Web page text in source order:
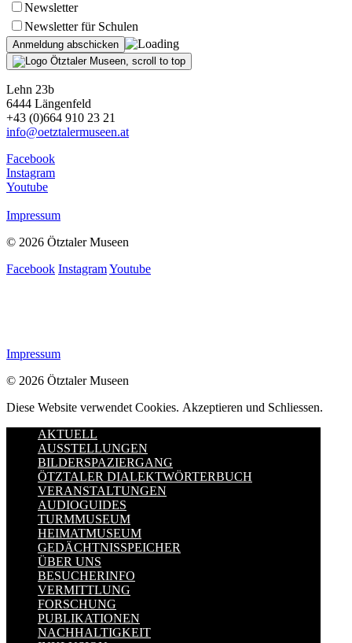
Newsletter
Newsletter für Schulen
Lehn 23b
6444 Längenfeld
+43 (0)664 910 23 21
info@oetztalermuseen.at
Facebook
Instagram
Youtube
Impressum
© 2026 Ötztaler Museen
Facebook InstagramYoutube
Impressum
© 2026 Ötztaler Museen
Diese Website verwendet Cookies. Akzeptieren und Schliessen.
AKTUELL
AUSSTELLUNGEN
BILDERSPAZIERGANG
ÖTZTALER DIALEKTWÖRTERBUCH
VERANSTALTUNGEN
AUDIOGUIDES
TURMMUSEUM
HEIMATMUSEUM
GEDÄCHTNISSPEICHER
ÜBER UNS
BESUCHERINFO
VERMITTLUNG
FORSCHUNG
PUBLIKATIONEN
NACHHALTIGKEIT